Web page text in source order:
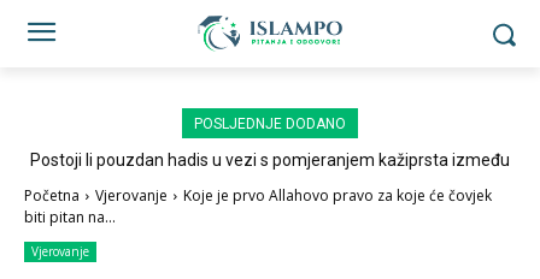
POSLJEDNJE DODANO
Postoji li pouzdan hadis u vezi s pomjeranjem kažiprsta između
Početna Vjerovanje
Koje je prvo Allahovo pravo za koje će čovjek
biti pitan na...
Vjerovanje